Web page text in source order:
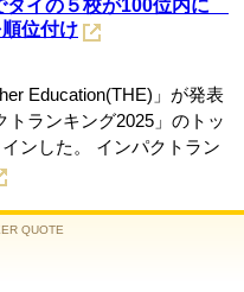
タイの５校が100位内に
位付け
Education(THE)」が発表
トランキング2025」のトッ
ンした。 インパクトラン
QUOTE